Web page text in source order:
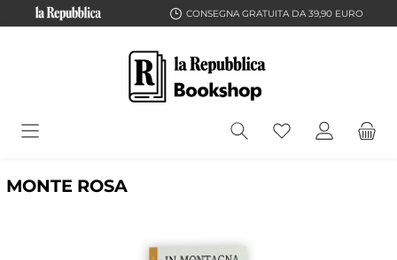
CONSEGNA GRATUITA DA 39,90 EURO
MONTE ROSA